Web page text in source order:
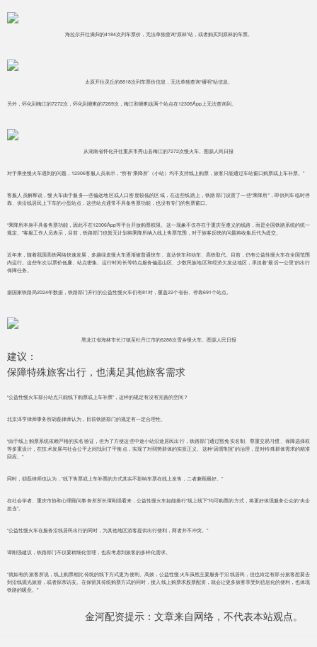
海拉尔开往满归的4184次列车票价，无法单独查询“原林”站，或者购买到原林的车票。
太原开往灵丘的8818次列车票价信息，无法单独查询“播明”站信息。
另外，怀化到梅江的7272次，怀化到塘豹的7269次，梅江和塘豹这两个站点在12306App上无法查询到。
从湖南省怀化开往重庆市秀山县梅江的7272次慢火车。图源人民日报
对于乘坐慢火车遇到的问题，12306客服人员表示，“所有‘乘降所’（小站）均不支持线上购票，旅客只能通过车站窗口购票或上车补票。”
客服人员解释说，慢火车由于服务一些偏远地区或人口密度较低的区域，在这些线路上，铁路部门设置了一些“乘降所”，即供列车临时停
靠、供沿线居民上下车的小型站点，这些站点通常不具备售票功能，也没有专门的售票窗口。
“乘降所本身不具备售票功能，因此不在12306App等平台开放购票权限。这一现象不仅存在于重庆至遵义的线路，而是全国铁路系统的统一
规定。”客服工作人员表示，目前，铁路部门也暂无计划将乘降所纳入线上售票范围，对于旅客反映的问题将收集后代为提交。
近年来，随着我国高铁网络快速发展，多趟绿皮慢火车逐渐被普通快车、直达快车和动车、高铁取代。目前，仍有公益性慢火车在全国范围
内运行。这些车次以票价低廉、站点密集、运行时间长等特点服务偏远山区、少数民族地区和经济欠发达地区，承担着“最后一公里”的出行
保障任务。
据国家铁路局2024年数据，铁路部门开行的公益性慢火车仍有81对，覆盖22个省份、停靠691个站点。
黑龙江省海林市长汀镇至牡丹江市的6288次雪乡慢火车。图源人民日报
建议：
保障特殊旅客出行，也满足其他旅客需求
“公益性慢火车部分站点只能线下购票或上车补票”，这样的规定有没有完善的空间？
北京泽亨律师事务所胡磊律师认为，目前铁路部门的规定有一定合理性。
“由于线上购票系统依赖严格的实名验证，但为了方便这些中途小站沿途居民出行，铁路部门通过豁免实名制、尊重交易习惯、保障选择权
等多重设计，在技术发展与社会公平之间找到了平衡点，实现了对弱势群体的实质正义。这种‘因需制宜’的治理，是对特殊群体需求的精准
回应。”
同时，胡磊律师也认为，“线下售票或上车补票的方式其实不影响车票在线上发售，二者兼顾最好。”
在社会学者、重庆市协和心理顾问事务所所长谭刚强看来，公益性慢火车如能推行“线上线下”均可购票的方式，将更好体现服务公众的“央企
担当”。
“公益性慢火车在服务沿线居民出行的同时，为其他地区游客提供出行便利，两者并不冲突。”
谭刚强建议，铁路部门不仅要精细化管理，也应考虑到旅客的多样化需求。
“就如有的旅客所说，线上购票相比传统的线下方式更为便利、高效，公益性慢火车虽然主要服务于沿线居民，但也肯定有部分旅客想要去
到沿线观光旅游，或者探亲访友。在保留其传统购票方式的同时，接入线上购票求股票配资，就会让更多旅客享受到信息化的便利，也体现
铁路的暖意。”
金河配资提示：文章来自网络，不代表本站观点。